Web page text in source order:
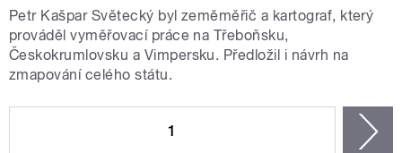
Petr Kašpar Světecký byl zeměměřič a kartograf, který
prováděl vyměřovací práce na Třeboňsku,
Českokrumlovsku a Vimpersku. Předložil i návrh na
zmapování celého státu.
1